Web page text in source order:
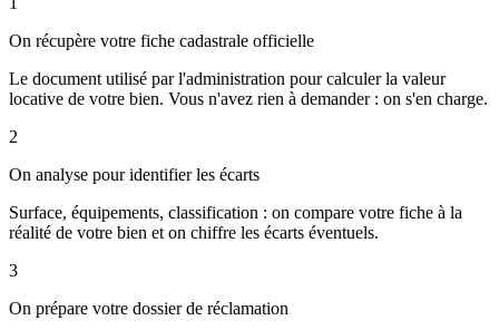
On récupère votre fiche cadastrale officielle
Le document utilisé par l'administration pour calculer la valeur
locative de votre bien. Vous n'avez rien à demander : on s'en charge.
2
On analyse pour identifier les écarts
Surface, équipements, classification : on compare votre fiche à la
réalité de votre bien et on chiffre les écarts éventuels.
3
On prépare votre dossier de réclamation